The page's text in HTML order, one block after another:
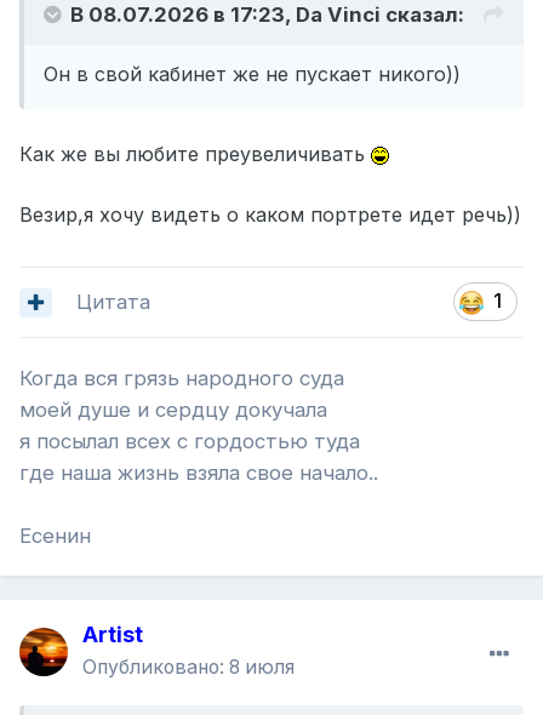
В 08.07.2026 в 17:23, Da Vinci сказал:
Он в свой кабинет же не пускает никого))
Как же вы любите преувеличивать
Везир,я хочу видеть о каком портрете идет речь))
1
Цитата
Когда вся грязь народного суда
моей душе и сердцу докучала
я посылал всех с гордостью туда
где наша жизнь взяла свое начало..
Есенин
Artist
Опубликовано: 8 июля